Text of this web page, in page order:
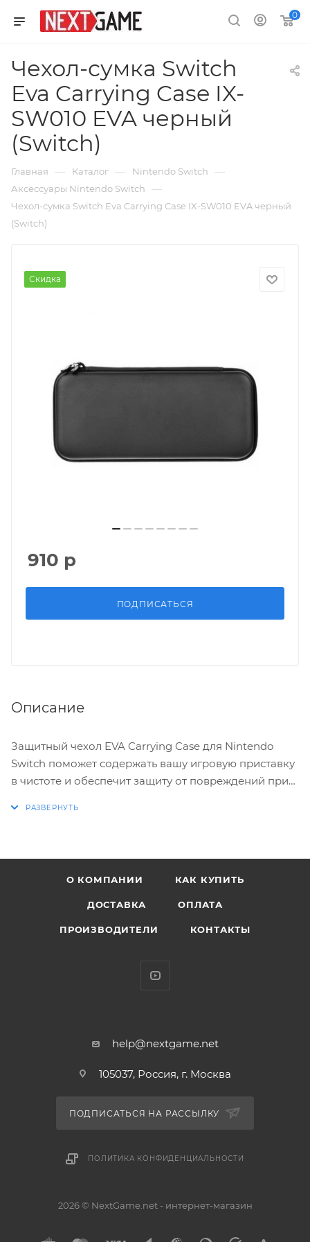
0
Чехол-сумка Switch
Eva Carrying Case IX-
SW010 EVA черный
(Switch)
Главная — Каталог — Nintendo Switch —
Аксессуары Nintendo Switch —
Чехол-сумка Switch Eva Carrying Case IX-SW010 EVA черный
(Switch)
Скидка
910 р
ПОДПИСАТЬСЯ
Описание
Защитный чехол EVA Carrying Case для Nintendo
Switch поможет содержать вашу игровую приставку
в чистоте и обеспечит защиту от повреждений при
О КОМПАНИИ КАК КУПИТЬ
ДОСТАВКА ОПЛАТА
ПРОИЗВОДИТЕЛИ КОНТАКТЫ
help@nextgame.net
105037, Россия, г. Москва
ПОДПИСАТЬСЯ НА РАССЫЛКУ
ПОЛИТИКА КОНФИДЕНЦИАЛЬНОСТИ
2026 © NextGame.net - интернет-магазин